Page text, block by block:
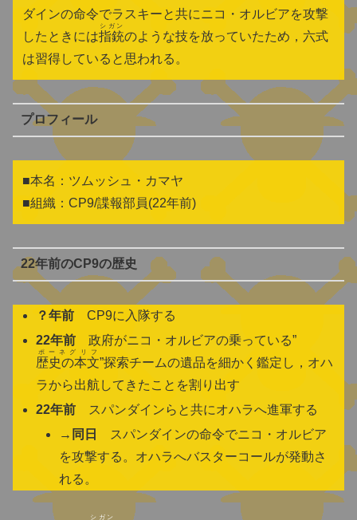
ダインの命令でラスキーと共にニコ・オルビアを攻撃
したときには指銃
シガン
のような技を放っていたため，六式
は習得していると思われる。
プロフィール
■本名：ツムッシュ・カマヤ
■組織：CP9/諜報部員(22年前)
22年前のCP9の歴史
？年前 CP9に入隊する
22年前 政府がニコ・オルビアの乗っている”
歴史の本文
ポーネグリフ
”探索チームの遺品を細かく鑑定し，オハ
ラから出航してきたことを割り出す
22年前 スパンダインらと共にオハラへ進軍する
→同日
スパンダインの命令でニコ・オルビア
を攻撃する。オハラへバスターコールが発動さ
れる。
シガン